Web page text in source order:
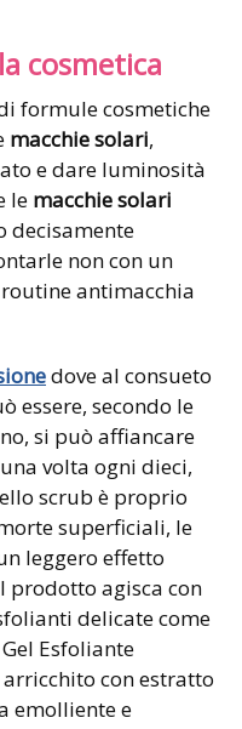
cosmetica
formule cosmetiche
macchie solari,
e dare luminosità
le macchie solari
decisamente
non con un
antimacchia
dove al consueto
essere, secondo le
si può affiancare
volta ogni dieci,
scrub è proprio
superficiali, le
leggero effetto
prodotto agisca con
delicate come
Esfoliante
con estratto
emolliente e